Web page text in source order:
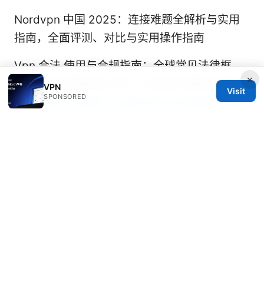
Nordvpn 中国 2025：连接难题全解析与实用
指南，全面评测、对比与实用操作指南
Vpn 合法 使用与合规指南：全球常见法律框
架、如何合规使用 VPN、以及提升隐私的实用
技巧免费vpn推荐：全面评测与实用指南，帮助
×
VPN
SPONSORED
Visit